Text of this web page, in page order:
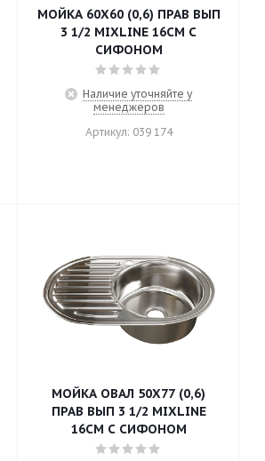
МОЙКА 60Х60 (0,6) ПРАВ ВЫП
3 1/2 MIXLINE 16СМ С
СИФОНОМ
Наличие уточняйте у
менеджеров
Артикул: 039 174
МОЙКА ОВАЛ 50Х77 (0,6)
ПРАВ ВЫП 3 1/2 MIXLINE
16СМ С СИФОНОМ